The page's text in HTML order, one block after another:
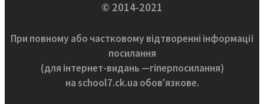
© 2014-2021
При повному або частковому відтворенні інформації
посилання
(для інтернет-видань —гіперпосилання)
на school7.ck.ua обов'язкове.